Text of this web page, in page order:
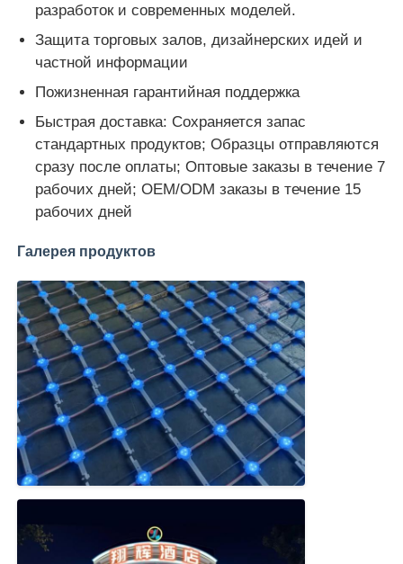
разработок и современных моделей.
Защита торговых залов, дизайнерских идей и
частной информации
Пожизненная гарантийная поддержка
Быстрая доставка: Сохраняется запас
стандартных продуктов; Образцы отправляются
сразу после оплаты; Оптовые заказы в течение 7
рабочих дней; OEM/ODM заказы в течение 15
рабочих дней
Галерея продуктов